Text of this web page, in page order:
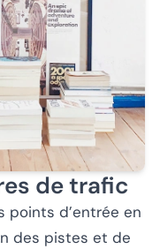
de trafic
points d’entrée en
des pistes et de